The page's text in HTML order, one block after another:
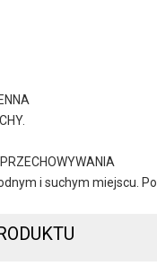
i suchym miejscu.